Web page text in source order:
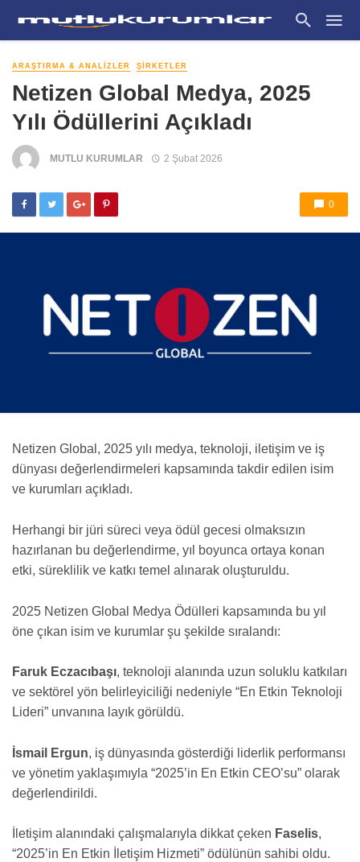
ARAŞTIRMA & ANALIZLER ŞIRKETLER
Netizen Global Medya, 2025
Yılı Ödüllerini Açıkladı
MUTLU KURUMLAR 2 Şubat 2026
0
Netizen Global, 2025 yılı medya, teknoloji, iletişim ve iş
dünyası değerlendirmeleri kapsamında takdir edilen isim
ve kurumları açıkladı.
Herhangi bir jüri süreci veya ödül gecesi olmaksızın
hazırlanan bu değerlendirme, yıl boyunca ortaya konan
etki, süreklilik ve katkı temel alınarak oluşturuldu.
2025 Netizen Global Medya Ödülleri kapsamında bu yıl
öne çıkan isim ve kurumlar şu şekilde sıralandı:
Faruk Eczacıbaşı, teknoloji alanında uzun soluklu katkıları
ve sektörel yön belirleyiciliği nedeniyle “En Etkin Teknoloji
Lideri” unvanına layık görüldü.
İsmail Ergun, iş dünyasında gösterdiği liderlik performansı
ve yönetim yaklaşımıyla “2025’in En Etkin CEO’su” olarak
değerlendirildi.
İletişim alanındaki çalışmalarıyla dikkat çeken Faselis,
“2025’in En Etkin İletişim Hizmeti” ödülünün sahibi oldu.